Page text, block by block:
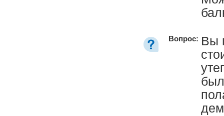
Вопрос: Вы